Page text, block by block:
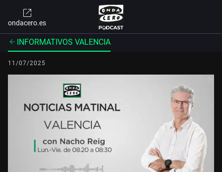
ondacero.es
INFORMATIVOS VALENCIA
11/07/2025